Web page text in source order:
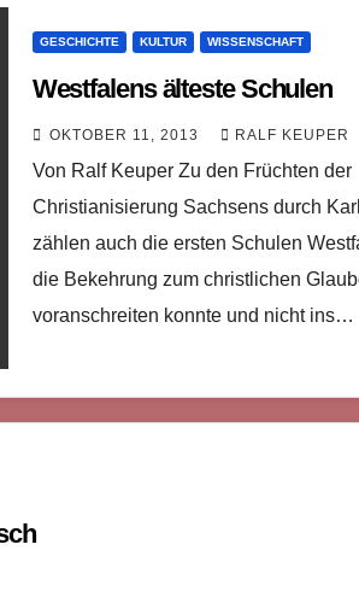
GESCHICHTE KULTUR WISSENSCHAFT
Westfalens älteste Schulen
OKTOBER 11, 2013 RALF KEUPER
Von Ralf Keuper Zu den Früchten der
Christianisierung Sachsens durch
zählen auch die ersten Schulen
die Bekehrung zum christlichen
voranschreiten konnte und nicht ins…